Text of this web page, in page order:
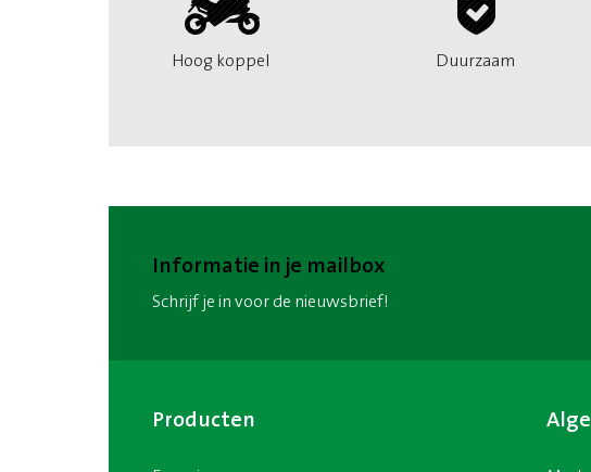
Hoog koppel Duurzaam
Informatie in je mailbox
Schrijf je in voor de nieuwsbrief!
Producten